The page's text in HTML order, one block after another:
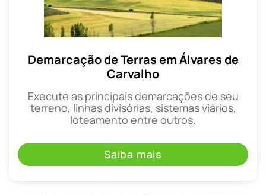
Demarcação de Terras em Álvares de
Carvalho
Execute as principais demarcações de seu
terreno, linhas divisórias, sistemas viários,
loteamento entre outros.
Saiba mais